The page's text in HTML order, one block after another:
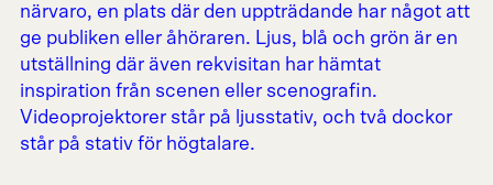
närvaro, en plats där den uppträdande har något att
ge publiken eller åhöraren. Ljus, blå och grön är en
utställning där även rekvisitan har hämtat
inspiration från scenen eller scenografin.
Videoprojektorer står på ljusstativ, och två dockor
står på stativ för högtalare.